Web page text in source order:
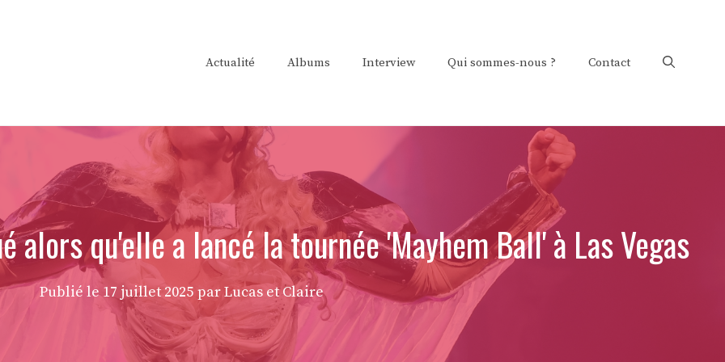
Actualité Albums Interview Qui sommes-nous ? Contact
alors qu'elle a lancé la tournée 'Mayhem Ball' à Las Vegas
Publié le17 juillet 2025 par Lucas et Claire